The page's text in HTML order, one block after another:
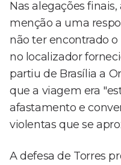
Nas alegações
menção a uma
não ter encontrado
no localizador
partiu de Brasília a
que a viagem era
afastamento e
violentas que se
A defesa de Torres